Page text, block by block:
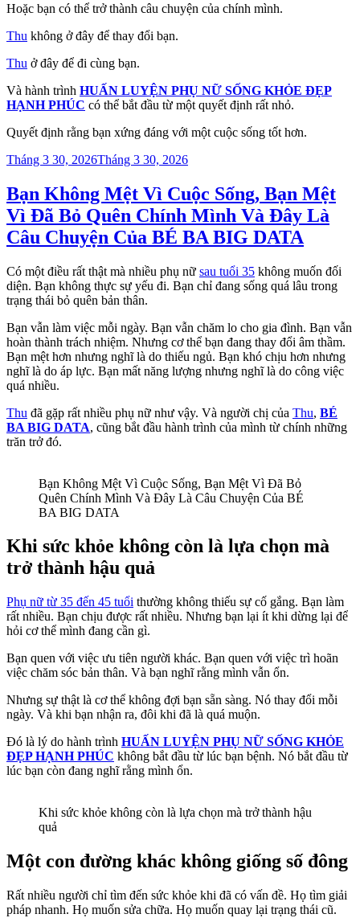
Hoặc bạn có thể trở thành câu chuyện của chính mình.
Thu không ở đây để thay đổi bạn.
Thu ở đây để đi cùng bạn.
Và hành trình HUẤN LUYỆN PHỤ NỮ SỐNG KHỎE ĐẸP
HẠNH PHÚC có thể bắt đầu từ một quyết định rất nhỏ.
Quyết định rằng bạn xứng đáng với một cuộc sống tốt hơn.
Đăng
Tháng 3 30, 2026Tháng 3 30, 2026
Bạn Không Mệt Vì Cuộc Sống, Bạn Mệt
Vì Đã Bỏ Quên Chính Mình Và Đây Là
Câu Chuyện Của BÉ BA BIG DATA
Có một điều rất thật mà nhiều phụ nữ sau tuổi 35 không muốn đối
diện. Bạn không thực sự yếu đi. Bạn chỉ đang sống quá lâu trong
trạng thái bỏ quên bản thân.
Bạn vẫn làm việc mỗi ngày. Bạn vẫn chăm lo cho gia đình. Bạn vẫn
hoàn thành trách nhiệm. Nhưng cơ thể bạn đang thay đổi âm thầm.
Bạn mệt hơn nhưng nghĩ là do thiếu ngủ. Bạn khó chịu hơn nhưng
nghĩ là do áp lực. Bạn mất năng lượng nhưng nghĩ là do công việc
quá nhiều.
Thu đã gặp rất nhiều phụ nữ như vậy. Và người chị của Thu, BÉ
BA BIG DATA, cũng bắt đầu hành trình của mình từ chính những
trăn trở đó.
Bạn Không Mệt Vì Cuộc Sống, Bạn Mệt Vì Đã Bỏ
Quên Chính Mình Và Đây Là Câu Chuyện Của BÉ
BA BIG DATA
Khi sức khỏe không còn là lựa chọn mà
trở thành hậu quả
Phụ nữ từ 35 đến 45 tuổi thường không thiếu sự cố gắng. Bạn làm
rất nhiều. Bạn chịu được rất nhiều. Nhưng bạn lại ít khi dừng lại để
hỏi cơ thể mình đang cần gì.
Bạn quen với việc ưu tiên người khác. Bạn quen với việc trì hoãn
việc chăm sóc bản thân. Và bạn nghĩ rằng mình vẫn ổn.
Nhưng sự thật là cơ thể không đợi bạn sẵn sàng. Nó thay đổi mỗi
ngày. Và khi bạn nhận ra, đôi khi đã là quá muộn.
Đó là lý do hành trình HUẤN LUYỆN PHỤ NỮ SỐNG KHỎE
ĐẸP HẠNH PHÚC không bắt đầu từ lúc bạn bệnh. Nó bắt đầu từ
lúc bạn còn đang nghĩ rằng mình ổn.
Khi sức khỏe không còn là lựa chọn mà trở thành hậu
quả
Một con đường khác không giống số đông
Rất nhiều người chỉ tìm đến sức khỏe khi đã có vấn đề. Họ tìm giải
pháp nhanh. Họ muốn sửa chữa. Họ muốn quay lại trạng thái cũ.